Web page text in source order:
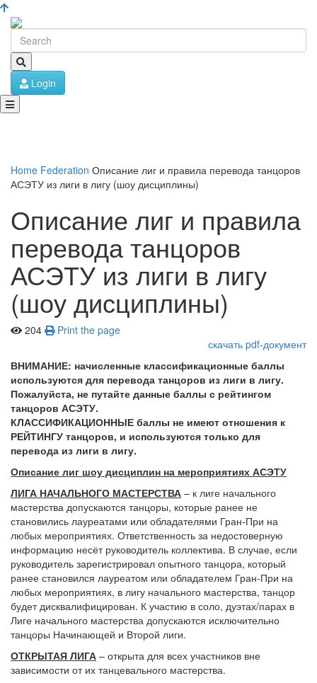
Login
Home Federation Описание лиг и правила перевода танцоров
АСЭТУ из лиги в лигу (шоу дисциплины)
Описание лиг и правила
перевода танцоров
АСЭТУ из лиги в лигу
(шоу дисциплины)
204
Print the page
скачать pdf-документ
ВНИМАНИЕ: начисленные классификационные баллы
используются для перевода танцоров из лиги в лигу.
Пожалуйста, не путайте данные баллы с рейтингом
танцоров АСЭТУ.
КЛАССИФИКАЦИОННЫЕ баллы не имеют отношения к
РЕЙТИНГУ танцоров, и используются только для
перевода из лиги в лигу.
Описание лиг шоу дисциплин на мероприятиях АСЭТУ
ЛИГА НАЧАЛЬНОГО МАСТЕРСТВА – к лиге начального
мастерства допускаются танцоры, которые ранее не
становились лауреатами или обладателями Гран-При на
любых мероприятиях. Ответственность за недостоверную
информацию несёт руководитель коллектива. В случае, если
руководитель зарегистрировал опытного танцора, который
ранее становился лауреатом или обладателем Гран-При на
любых мероприятиях, в лигу начального мастерства, танцор
будет дисквалифицирован. К участию в соло, дуэтах/парах в
Лиге начального мастерства допускаются исключительно
танцоры Начинающей и Второй лиги.
ОТКРЫТАЯ ЛИГА – открыта для всех участников вне
зависимости от их танцевального мастерства.